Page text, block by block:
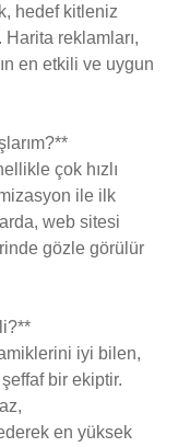
hedef kitleniz
reklamları,
en etkili ve uygun
çok hızlı
ile ilk
web sitesi
gözle görülür
iyi bilen,
bir ekiptir.
en yüksek